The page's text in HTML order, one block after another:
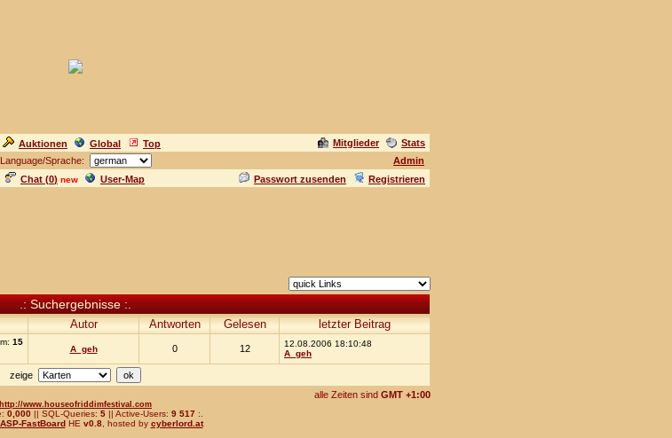
Auktionen Global Top Mitglieder
Stats
Language/Sprache:
Admin
Chat (0) new User-Map Passwort zusenden Registrieren
.: Suchergebnisse :.
Autor Antworten Gelesen letzter Beitrag
15
A_geh 0 12
12.08.2006 18:10:48
A_geh
zeige
alle Zeiten sind GMT +1:00
http://www.houseofriddimfestival.com
0,000|| SQL-Queries: 5|| Active-Users: 9 517:.
ASP-FastBoardHE v0.8, hosted by cyberlord.at